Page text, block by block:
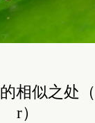
相似之处
r）